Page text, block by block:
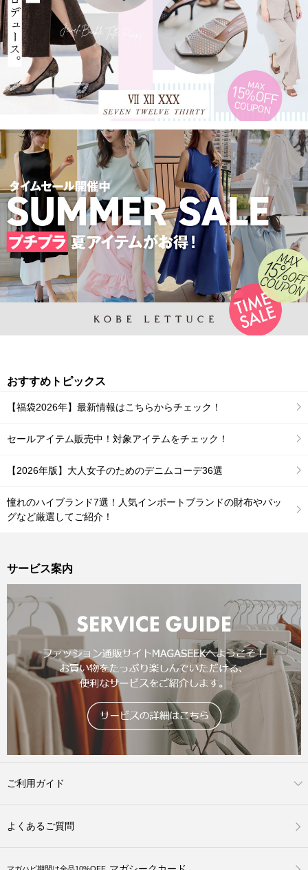
おすすめトピックス
【福袋2026年】最新情報はこちらからチェック！
セールアイテム販売中！対象アイテムをチェック！
【2026年版】大人女子のためのデニムコーデ36選
憧れのハイブランド7選！人気インポートブランドの財布やバッ
グなど厳選してご紹介！
サービス案内
ご利用ガイド
よくあるご質問